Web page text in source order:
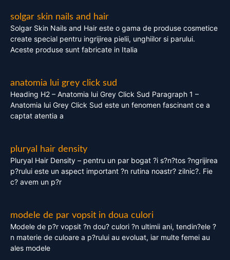
solgar skin nails and hair
Solgar Skin Nails and Hair este o gama de produse cosmetice
create special pentru ingrijirea pielii, unghiilor si parului.
Aceste produse sunt fabricate in Italia
anatomia lui grey click sud
Heading H2 – Anatomia lui Grey Click Sud Paragraph 1 –
Anatomia lui Grey Click Sud este un fenomen fascinant ce a
captat atentia a
pluryal hair density
Pluryal Hair Density – pentru un par bogat ?i s?n?tos ?ngrijirea
p?rului este un aspect important ?n rutina noastr? zilnic?. Fie
c? avem un p?r
modele de par vopsit in doua culori
Modele de p?r vopsit ?n dou? culori ?n ultimii ani, tendin?ele ?
n materie de culoare a p?rului au evoluat, iar multe femei au
ales modele